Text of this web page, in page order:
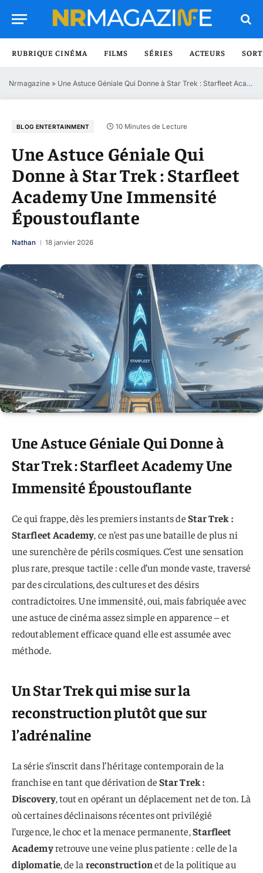
RUBRIQUE CINÉMA FILMS SÉRIES ACTEURS
Nrmagazine » Une Astuce Géniale Qui Donne à Star Trek : Starfleet Academy Une Immensité Époustouflante
BLOG ENTERTAINMENT 10 Minutes de Lecture
Une Astuce Géniale Qui
Donne à Star Trek : Starfleet
Academy Une Immensité
Époustouflante
Nathan 18 janvier 2026
Une Astuce Géniale Qui Donne à
Star Trek : Starfleet Academy Une
Immensité Époustouflante
Ce qui frappe, dès les premiers instants deStar Trek :
Starfleet Academy, ce n’est pas une bataille de plus ni
une surenchère de périls cosmiques. C’est une sensation
plus rare, presque tactile : celle d’un monde vaste, traversé
par des circulations, des cultures et des désirs
contradictoires. Une immensité, oui, mais fabriquée avec
une astuce de cinéma assez simple en apparence – et
redoutablement efficace quand elle est assumée avec
méthode.
Un Star Trek qui mise sur la
reconstruction plutôt que sur
l’adrénaline
La série s’inscrit dans l’héritage contemporain de la
franchise en tant que dérivation deStar Trek :
Discovery, tout en opérant un déplacement net de ton. Là
où certaines déclinaisons récentes ont privilégié
l’urgence, le choc et la menace permanente,Starfleet
Academyretrouve une veine plus patiente : celle de la
diplomatie, de la reconstructionet de la politique au